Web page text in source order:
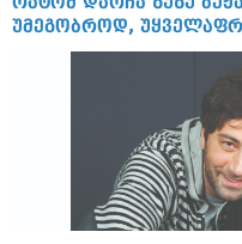
პოლიტიკა
საზოგადოება
მოდი, ვილაპარაკოთ
უმეგობროდ,